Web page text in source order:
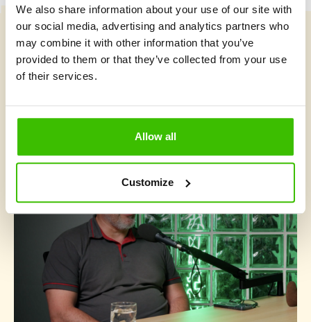
We also share information about your use of our site with
our social media, advertising and analytics partners who
may combine it with other information that you’ve
provided to them or that they’ve collected from your use
of their services.
Allow all
Customize
Co je v Gymnathlonu nového